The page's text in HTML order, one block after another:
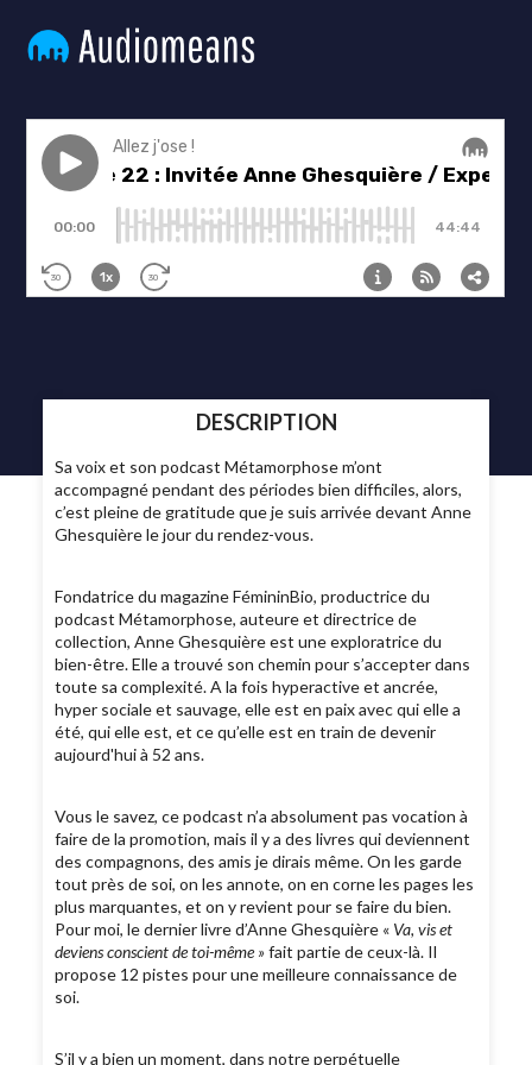
DESCRIPTION
Sa voix et son podcast Métamorphose m’ont
accompagné pendant des périodes bien difficiles, alors,
c’est pleine de gratitude que je suis arrivée devant Anne
Ghesquière le jour du rendez-vous.
Fondatrice du magazine FémininBio, productrice du
podcast Métamorphose, auteure et directrice de
collection, Anne Ghesquière est une exploratrice du
bien-être. Elle a trouvé son chemin pour s’accepter dans
toute sa complexité. A la fois hyperactive et ancrée,
hyper sociale et sauvage, elle est en paix avec qui elle a
été, qui elle est, et ce qu’elle est en train de devenir
aujourd'hui à 52 ans.
Vous le savez, ce podcast n’a absolument pas vocation à
faire de la promotion, mais il y a des livres qui deviennent
des compagnons, des amis je dirais même. On les garde
tout près de soi, on les annote, on en corne les pages les
plus marquantes, et on y revient pour se faire du bien.
Pour moi, le dernier livre d’Anne Ghesquière « Va, vis et
deviens conscient de toi-même »fait partie de ceux-là. Il
propose 12 pistes pour une meilleure connaissance de
soi.
S’il y a bien un moment, dans notre perpétuelle